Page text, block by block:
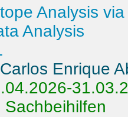
Analysis
Analysis
Enrique
Sachbeihilfen